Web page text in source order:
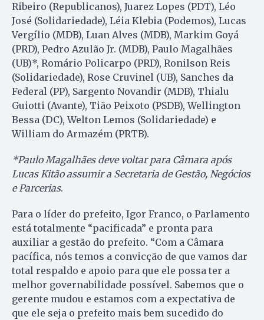
Ribeiro (Republicanos), Juarez Lopes (PDT), Léo
José (Solidariedade), Léia Klebia (Podemos), Lucas
Vergílio (MDB), Luan Alves (MDB), Markim Goyá
(PRD), Pedro Azulão Jr. (MDB), Paulo Magalhães
(UB)*, Romário Policarpo (PRD), Ronilson Reis
(Solidariedade), Rose Cruvinel (UB), Sanches da
Federal (PP), Sargento Novandir (MDB), Thialu
Guiotti (Avante), Tião Peixoto (PSDB), Wellington
Bessa (DC), Welton Lemos (Solidariedade) e
William do Armazém (PRTB).
*Paulo Magalhães deve voltar para Câmara após
Lucas Kitão assumir a Secretaria de Gestão, Negócios
e Parcerias.
Para o líder do prefeito, Igor Franco, o Parlamento
está totalmente “pacificada” e pronta para
auxiliar a gestão do prefeito. “Com a Câmara
pacífica, nós temos a convicção de que vamos dar
total respaldo e apoio para que ele possa ter a
melhor governabilidade possível. Sabemos que o
gerente mudou e estamos com a expectativa de
que ele seja o prefeito mais bem sucedido do